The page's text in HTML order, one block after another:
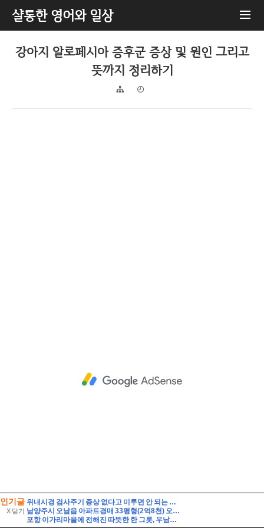
인기글
X 닫기
위내시경 검사주기 증상 없다고 미루면 안 되는 이유
남양주시 오남읍 아파트경매 33평형(2억8천) 오남체육공원인근 오남아이파크 9층 유찰1회 남양주오남아이파크아파트 부동산경매 매매
포항 이가리마을에 전해진 따뜻한 한 그릇, 우남회 짜장면 봉사와 살풀이 공연